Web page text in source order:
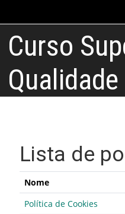
Curso
Qualidade
Lista de
Nome
Política de Cookies